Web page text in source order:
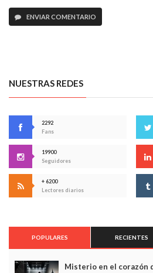
ENVIAR COMENTARIO
NUESTRAS REDES
2292
Fans
19900
Seguidores
+ 6200
Lectores diarios
POPULARES RECIENTES
Misterio en el corazón